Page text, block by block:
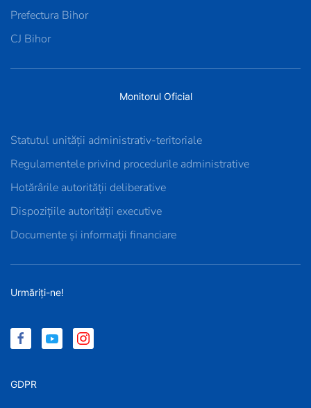
Prefectura Bihor
CJ Bihor
Monitorul Oficial
Statutul unității administrativ-teritoriale
Regulamentele privind procedurile administrative
Hotărârile autorității deliberative
Dispozițiile autorității executive
Documente și informații financiare
Urmăriți-ne!
GDPR